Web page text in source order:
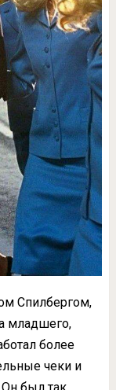
Спилбергом,
младшего,
более
чеки и